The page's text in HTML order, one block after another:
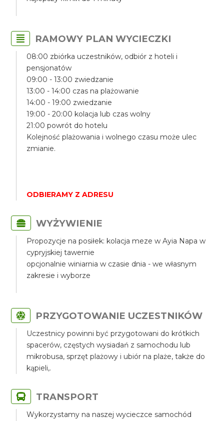
RAMOWY PLAN WYCIECZKI
08:00 zbiórka uczestników, odbiór z hoteli i
pensjonatów
09:00 - 13:00 zwiedzanie
13:00 - 14:00 czas na plażowanie
14:00 - 19:00 zwiedzanie
19:00 - 20:00 kolacja lub czas wolny
21:00 powrót do hotelu
Kolejność plażowania i wolnego czasu może ulec
zmianie.
ODBIERAMY Z ADRESU
WYŻYWIENIE
Propozycje na posiłek: kolacja meze w Ayia Napa w
cypryjskiej tawernie
opcjonalnie winiarnia w czasie dnia - we własnym
zakresie i wyborze
PRZYGOTOWANIE UCZESTNIKÓW
Uczestnicy powinni być przygotowani do krótkich
spacerów, częstych wysiadań z samochodu lub
mikrobusa, sprzęt plażowy i ubiór na plaże, także do
kąpieli,.
TRANSPORT
Wykorzystamy na naszej wycieczce samochód